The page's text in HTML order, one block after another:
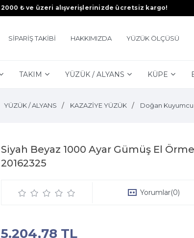
2000 ₺ ve üzeri alışverişlerinizde ücretsiz kargo!
SİPARİŞ TAKİBİ HAKKIMIZDA YÜZÜK ÖLÇÜSÜ
TAKIM YÜZÜK / ALYANS KÜPE
YÜZÜK / ALYANS KAZAZİYE YÜZÜK Doğan
Siyah Beyaz 1000 Ayar Gümüş El
20162325
Yorumlar(0)
5.204,78 TL